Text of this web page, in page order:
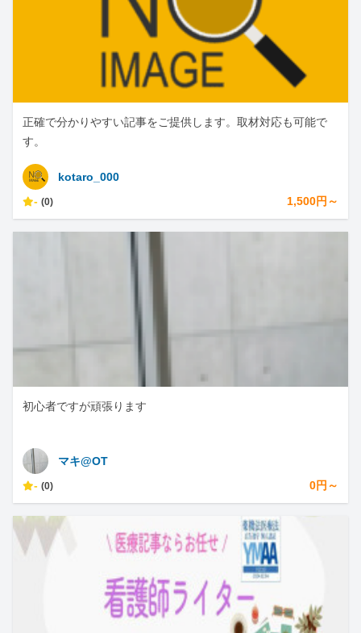
正確で分かりやすい記事をご提供します。取材対応も可能で
す。
kotaro_000
- (0) 1,500円～
初心者ですが頑張ります
マキ@OT
- (0) 0円～